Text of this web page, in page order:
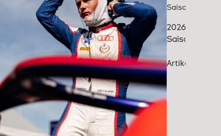
2026: Unsere
Saison bisher.
Artikel lesen